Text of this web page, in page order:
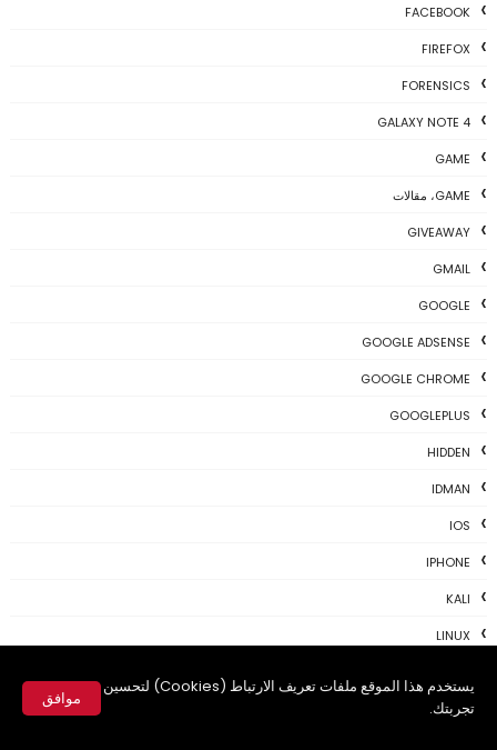
يستخدم هذا الموقع ملفات تعريف الارتباط (Cookies) لتحسين
تجربتك.
موافق
FACEBOOK
FIREFOX
FORENSICS
GALAXY NOTE 4
GAME
GAME، مقالات
GIVEAWAY
GMAIL
GOOGLE
GOOGLE ADSENSE
GOOGLE CHROME
GOOGLEPLUS
HIDDEN
IDMAN
IOS
IPHONE
KALI
LINUX
MAC-OS